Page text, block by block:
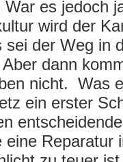
War es jedoch
wird der
sei der Weg in
dann
nicht. Was
ein erster
eine Reparatur